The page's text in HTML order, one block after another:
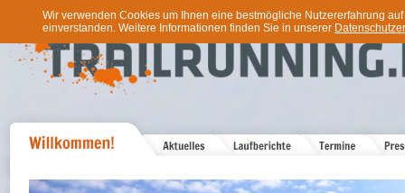
Wir verwenden Cookies um Ihnen eine bestmögliche Nutzererfahrung
einverstanden. Weitere Informationen finden Sie in unserer